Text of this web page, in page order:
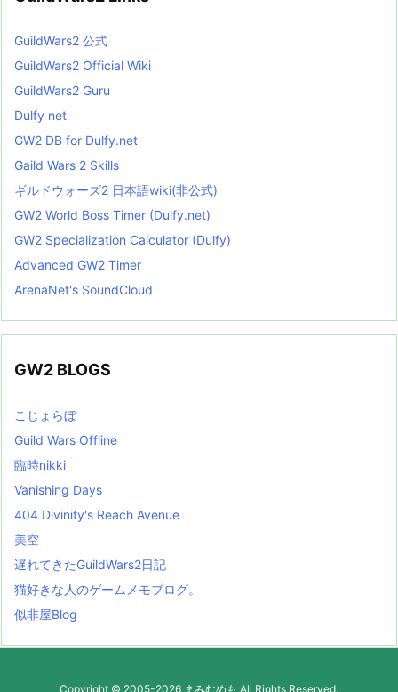
GuildWars2 公式
GuildWars2 Official Wiki
GuildWars2 Guru
Dulfy net
GW2 DB for Dulfy.net
Gaild Wars 2 Skills
ギルドウォーズ2 日本語wiki(非公式)
GW2 World Boss Timer (Dulfy.net)
GW2 Specialization Calculator (Dulfy)
Advanced GW2 Timer
ArenaNet's SoundCloud
GW2 BLOGS
こじょらぼ
Guild Wars Offline
臨時nikki
Vanishing Days
404 Divinity's Reach Avenue
美空
遅れてきたGuildWars2日記
猫好きな人のゲームメモブログ。
似非屋Blog
Copyright © 2005-2026 まみむめも All Rights Reserved.